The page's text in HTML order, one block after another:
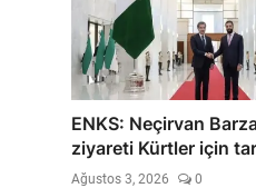
ENKS: Neçirvan
ziyareti Kürtler için
Ağustos 3, 2026 0